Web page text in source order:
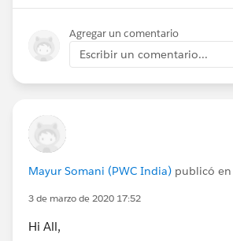
Agregar un comentario
Escribir un comentario...
Mayur Somani (PWC India) publicó en
3 de marzo de 2020 17:52
Hi All,